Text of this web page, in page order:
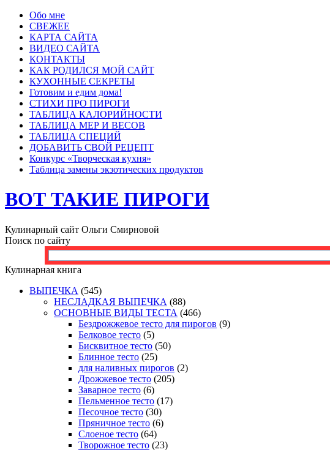
Обо мне
СВЕЖЕЕ
КАРТА САЙТА
ВИДЕО САЙТА
КОНТАКТЫ
КАК РОДИЛСЯ МОЙ САЙТ
КУХОННЫЕ СЕКРЕТЫ
Готовим и едим дома!
СТИХИ ПРО ПИРОГИ
ТАБЛИЦА КАЛОРИЙНОСТИ
ТАБЛИЦА МЕР И ВЕСОВ
ТАБЛИЦА СПЕЦИЙ
ДОБАВИТЬ СВОЙ РЕЦЕПТ
Конкурс «Творческая кухня»
Таблица замены экзотических продуктов
ВОТ ТАКИЕ ПИРОГИ
Кулинарный сайт Ольги Смирновой
Поиск по сайту
Кулинарная книга
ВЫПЕЧКА (545)
НЕСЛАДКАЯ ВЫПЕЧКА (88)
ОСНОВНЫЕ ВИДЫ ТЕСТА (466)
Бездрожжевое тесто для пирогов (9)
Белковое тесто (5)
Бисквитное тесто (50)
Блинное тесто (25)
для наливных пирогов (2)
Дрожжевое тесто (205)
Заварное тесто (6)
Пельменное тесто (17)
Песочное тесто (30)
Пряничное тесто (6)
Слоеное тесто (64)
Творожное тесто (23)